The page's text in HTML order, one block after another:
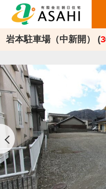
岩本駐車場（中新開） (3